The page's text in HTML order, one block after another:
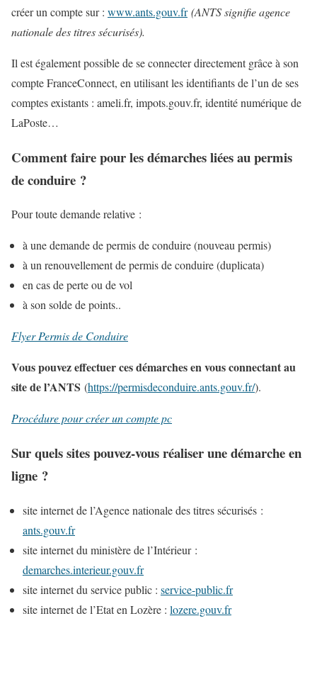
créer un compte sur : www.ants.gouv.fr (ANTS signifie agence
nationale des titres sécurisés).
Il est également possible de se connecter directement grâce à son
compte FranceConnect, en utilisant les identifiants de l’un de ses
comptes existants : ameli.fr, impots.gouv.fr, identité numérique de
LaPoste…
Comment faire pour les démarches liées au permis
de conduire ?
Pour toute demande relative :
à une demande de permis de conduire (nouveau permis)
à un renouvellement de permis de conduire (duplicata)
en cas de perte ou de vol
à son solde de points..
Flyer Permis de Conduire
Vous pouvez effectuer ces démarches en vous connectant au
site de l’ANTS (https://permisdeconduire.ants.gouv.fr/).
Procédure pour créer un compte pc
Sur quels sites pouvez-vous réaliser une démarche en
ligne ?
site internet de l’Agence nationale des titres sécurisés :
ants.gouv.fr
site internet du ministère de l’Intérieur :
demarches.interieur.gouv.fr
site internet du service public : service-public.fr
site internet de l’Etat en Lozère : lozere.gouv.fr